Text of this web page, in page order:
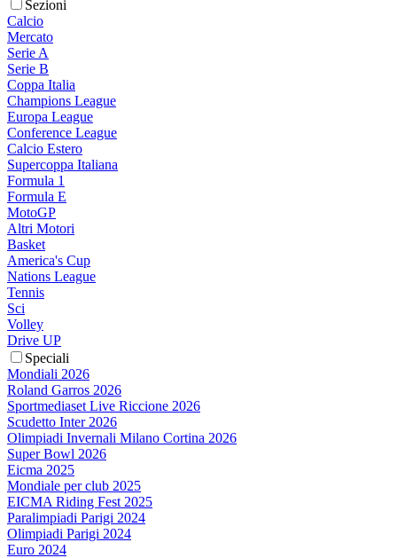
Sezioni
Calcio
Mercato
Serie A
Serie B
Coppa Italia
Champions League
Europa League
Conference League
Calcio Estero
Supercoppa Italiana
Formula 1
Formula E
MotoGP
Altri Motori
Basket
America's Cup
Nations League
Tennis
Sci
Volley
Drive UP
Speciali
Mondiali 2026
Roland Garros 2026
Sportmediaset Live Riccione 2026
Scudetto Inter 2026
Olimpiadi Invernali Milano Cortina 2026
Super Bowl 2026
Eicma 2025
Mondiale per club 2025
EICMA Riding Fest 2025
Paralimpiadi Parigi 2024
Olimpiadi Parigi 2024
Euro 2024